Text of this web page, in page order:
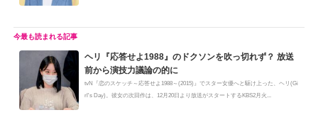
ヘリ『応答せよ1988』のドクソンを吹っ切れず？ 放送
前から演技力議論の的に
tvN『恋のスケッチ～応答せよ1988～(2015)』でスター女優へと駆け上った、ヘリ(Gi
rl's Day)。彼女の次回作は、12月20日より放送がスタートするKBS2月火...